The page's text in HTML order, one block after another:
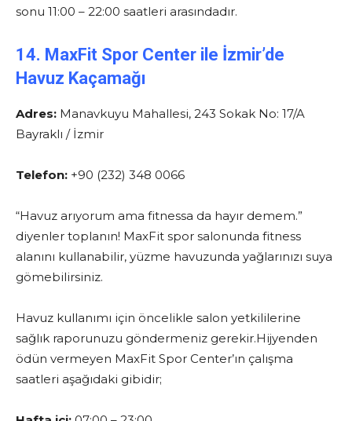
sonu 11:00 – 22:00 saatleri arasındadır.
14. MaxFit Spor Center ile İzmir’de
Havuz Kaçamağı
Adres: Manavkuyu Mahallesi, 243 Sokak No: 17/A
Bayraklı / İzmir
Telefon: +90 (232) 348 0066
“Havuz arıyorum ama fitnessa da hayır demem.”
diyenler toplanın! MaxFit spor salonunda fitness
alanını kullanabilir, yüzme havuzunda yağlarınızı suya
gömebilirsiniz.
Havuz kullanımı için öncelikle salon yetkililerine
sağlık raporunuzu göndermeniz gerekir.Hijyenden
ödün vermeyen MaxFit Spor Center’ın çalışma
saatleri aşağıdaki gibidir;